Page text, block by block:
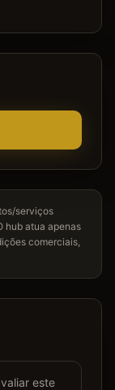
serviços
hub atua apenas
comerciais,
este